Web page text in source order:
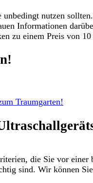
nutzen
Informationen
zu einem Preis von
Traumgarten!
die Sie vor
sind. Wir können